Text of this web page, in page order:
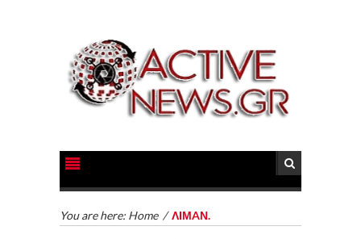
You are here: Home /ΛΙΜAΝ.